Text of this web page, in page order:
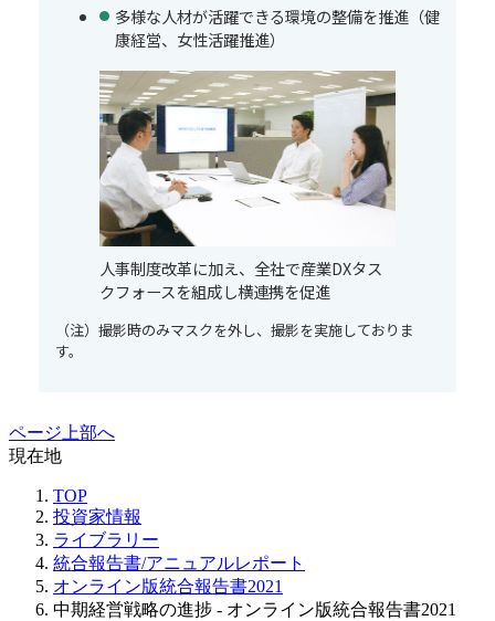
多様な人材が活躍できる環境の整備を推進（健
康経営、女性活躍推進）
人事制度改革に加え、全社で産業DXタス
クフォースを組成し横連携を促進
（注）撮影時のみマスクを外し、撮影を実施しておりま
す。
ページ上部へ
現在地
TOP
投資家情報
ライブラリー
統合報告書/アニュアルレポート
オンライン版統合報告書2021
中期経営戦略の進捗 - オンライン版統合報告書2021